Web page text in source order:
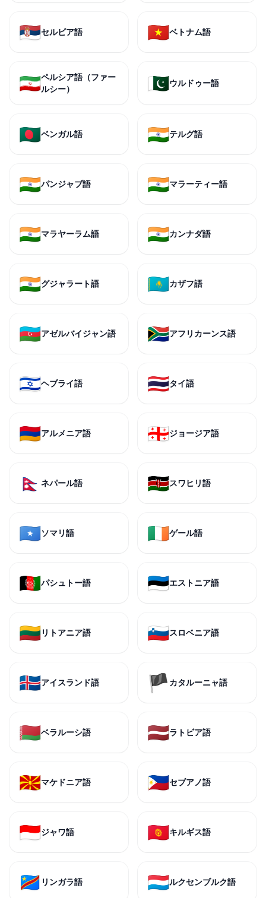
🇷🇸セルビア語 🇻🇳ベトナム語
🇮🇷ペルシア語（ファー
ルシー）
🇵🇰ウルドゥー語
🇧🇩ベンガル語 🇮🇳テルグ語
🇮🇳パンジャブ語 🇮🇳マラーティー語
🇮🇳マラヤーラム語 🇮🇳カンナダ語
🇮🇳グジャラート語 🇰🇿カザフ語
🇦🇿アゼルバイジャン語 🇿🇦アフリカーンス語
🇮🇱ヘブライ語 🇹🇭タイ語
🇦🇲アルメニア語 🇬🇪ジョージア語
🇳🇵 ネパール語 🇰🇪スワヒリ語
🇸🇴ソマリ語 🇮🇪ゲール語
🇦🇫パシュトー語 🇪🇪エストニア語
🇱🇹リトアニア語 🇸🇮スロベニア語
🇮🇸アイスランド語 🏴 カタルーニャ語
🇧🇾ベラルーシ語 🇱🇻ラトビア語
🇲🇰マケドニア語 🇵🇭セブアノ語
🇮🇩ジャワ語 🇰🇬キルギス語
🇨🇩 リンガラ語 🇱🇺ルクセンブルク語